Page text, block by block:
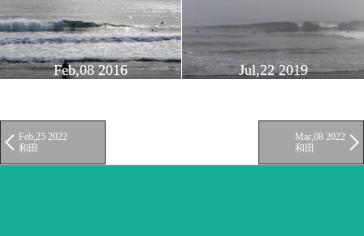
Feb,08 2016 Jul,22 2019
Feb,25 2022
和田
Mar,08 2022
和田